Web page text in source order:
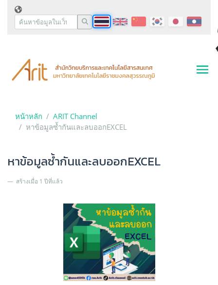
หน้าหลัก
ARIT Channel
หาข้อมูลซ้ำกันและลบออกEXCEL
หาข้อมูลซ้ำกันและลบออกEXCEL
สร้างเมื่อ 1 ปีที่แล้ว